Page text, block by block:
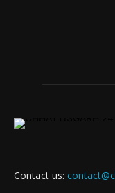
Contact us: